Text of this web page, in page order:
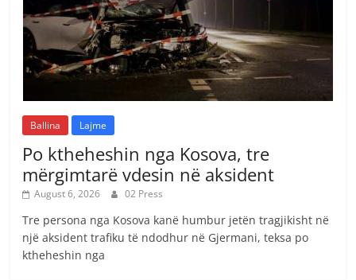
Ballina Lajme
Po ktheheshin nga Kosova, tre
mërgimtarë vdesin në aksident
August 6, 2026 02 Press
Tre persona nga Kosova kanë humbur jetën tragjikisht në
një aksident trafiku të ndodhur në Gjermani, teksa po
ktheheshin nga